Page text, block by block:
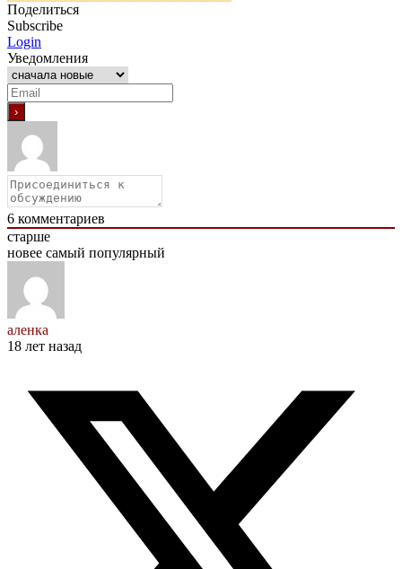
Поделиться
Subscribe
Login
Уведомления
6 комментариев
старше
новее самый популярный
аленка
18 лет назад